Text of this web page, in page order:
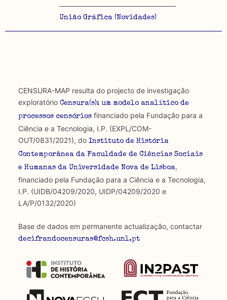
União Gráfica (Novidades)
CENSURA-MAP resulta do projecto de investigação
exploratório Censura(s): um modelo analítico de
processos censóriosfinanciado pela Fundação para a
Ciência e a Tecnologia, I.P. (EXPL/COM-
OUT/0831/2021), do Instituto de História
Contemporânea da Faculdade de Ciências Sociais
e Humanas da Universidade Nova de Lisboa,
financiado pela Fundação para a Ciência e a Tecnologia,
I.P. (UIDB/04209/2020, UIDP/04209/2020 e
LA/P/0132/2020)
Base de dados em permanente actualização, contactar
decifrandocensuras@fcsh.unl.pt